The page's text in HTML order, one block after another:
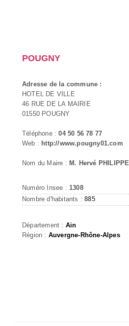
POUGNY
Adresse de la commune :
HOTEL DE VILLE
46 RUE DE LA MAIRIE
01550 POUGNY
Téléphone :04 50 56 78 77
Web : http://www.pougny01.com
Nom du Maire : M. Hervé PHILIPPE
Numéro Insee : 1308
Nombre d'habitants :885
Département : Ain
Région : Auvergne-Rhône-Alpes